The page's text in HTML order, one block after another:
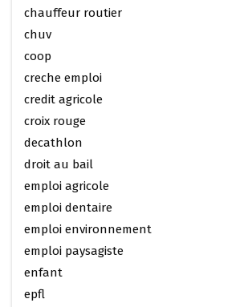
chauffeur routier
chuv
coop
creche emploi
credit agricole
croix rouge
decathlon
droit au bail
emploi agricole
emploi dentaire
emploi environnement
emploi paysagiste
enfant
epfl